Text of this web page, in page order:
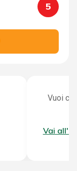
5
Vuoi
Vai